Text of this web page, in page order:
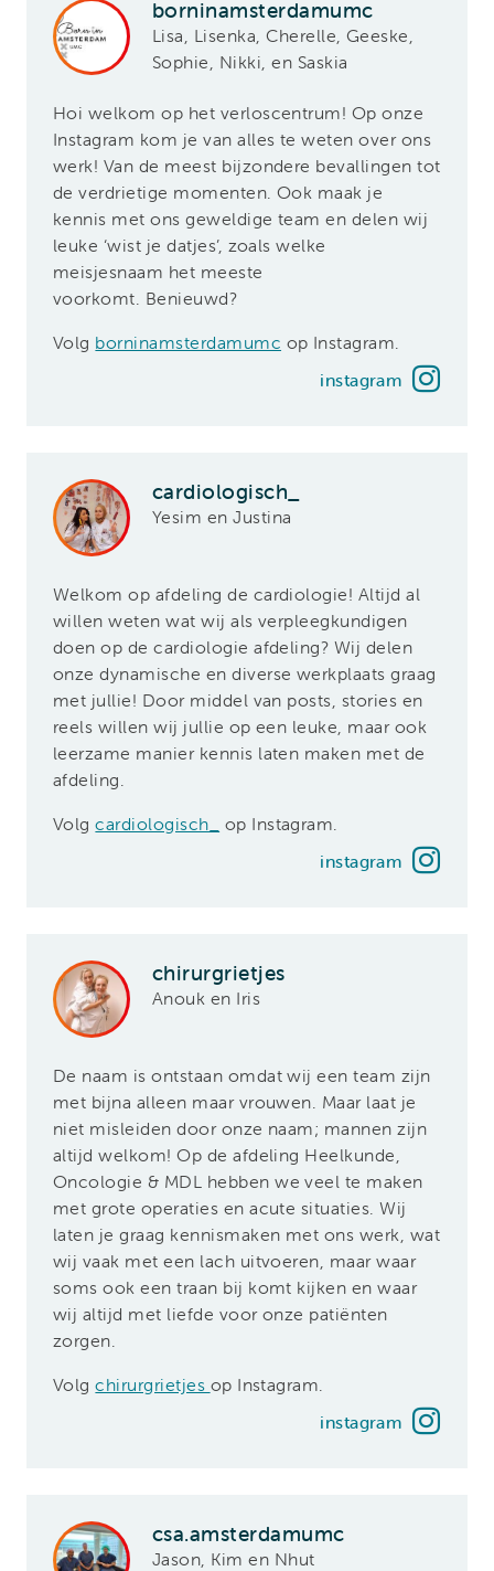
borninamsterdamumc
Lisa, Lisenka, Cherelle, Geeske,
Sophie, Nikki, en Saskia
Hoi welkom op het verloscentrum! Op onze
Instagram kom je van alles te weten over ons
werk! Van de meest bijzondere bevallingen tot
de verdrietige momenten. Ook maak je
kennis met ons geweldige team en delen wij
leuke ‘wist je datjes’, zoals welke
meisjesnaam het meeste
voorkomt. Benieuwd?
Volg borninamsterdamumc op Instagram.
instagram
cardiologisch_
Yesim en Justina
Welkom op afdeling de cardiologie! Altijd al
willen weten wat wij als verpleegkundigen
doen op de cardiologie afdeling? Wij delen
onze dynamische en diverse werkplaats graag
met jullie! Door middel van posts, stories en
reels willen wij jullie op een leuke, maar ook
leerzame manier kennis laten maken met de
afdeling.
Volgcardiologisch_
op Instagram.
instagram
chirurgrietjes
Anouk en Iris
De naam is ontstaan omdat wij een team zijn
met bijna alleen maar vrouwen. Maar laat je
niet misleiden door onze naam; mannen zijn
altijd welkom! Op de afdeling Heelkunde,
Oncologie & MDL hebben we veel te maken
met grote operaties en acute situaties. Wij
laten je graag kennismaken met ons werk, wat
wij vaak met een lach uitvoeren, maar waar
soms ook een traan bij komt kijken en waar
wij altijd met liefde voor onze patiënten
zorgen.
Volgchirurgrietjes op Instagram.
instagram
csa.amsterdamumc
Jason, Kim en Nhut